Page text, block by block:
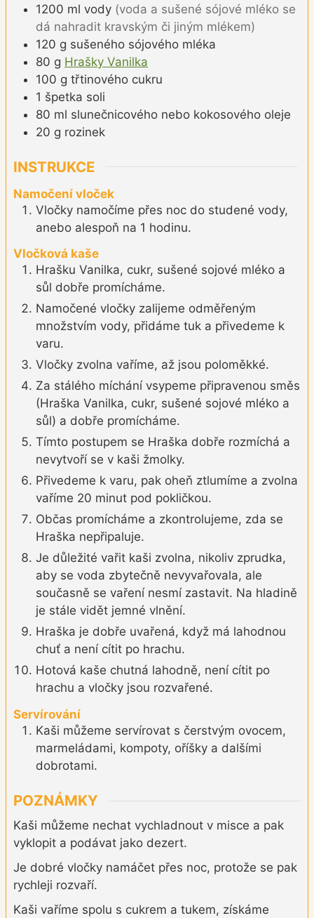
1200 ml vody (voda a sušené sójové mléko se
dá nahradit kravským či jiným mlékem)
120 g sušeného sójového mléka
80 g Hrašky Vanilka
100 g třtinového cukru
1 špetka soli
80 ml slunečnicového nebo kokosového oleje
20 g rozinek
INSTRUKCE
Namočení vloček
Vločky namočíme přes noc do studené vody,
anebo alespoň na 1 hodinu.
Vločková kaše
Hrašku Vanilka, cukr, sušené sojové mléko a
sůl dobře promícháme.
Namočené vločky zalijeme odměřeným
množstvím vody, přidáme tuk a přivedeme k
varu.
Vločky zvolna vaříme, až jsou poloměkké.
Za stálého míchání vsypeme připravenou směs
(Hraška Vanilka, cukr, sušené sojové mléko a
sůl) a dobře promícháme.
Tímto postupem se Hraška dobře rozmíchá a
nevytvoří se v kaši žmolky.
Přivedeme k varu, pak oheň ztlumíme a zvolna
vaříme 20 minut pod pokličkou.
Občas promícháme a zkontrolujeme, zda se
Hraška nepřipaluje.
Je důležité vařit kaši zvolna, nikoliv zprudka,
aby se voda zbytečně nevyvařovala, ale
současně se vaření nesmí zastavit. Na hladině
je stále vidět jemné vlnění.
Hraška je dobře uvařená, když má lahodnou
chuť a není cítit po hrachu.
Hotová kaše chutná lahodně, není cítit po
hrachu a vločky jsou rozvařené.
Servírování
Kaši můžeme servírovat s čerstvým ovocem,
marmeládami, kompoty, oříšky a dalšími
dobrotami.
POZNÁMKY
Kaši můžeme nechat vychladnout v misce a pak
vyklopit a podávat jako dezert.
Je dobré vločky namáčet přes noc, protože se pak
rychleji rozvaří.
Kaši vaříme spolu s cukrem a tukem, získáme